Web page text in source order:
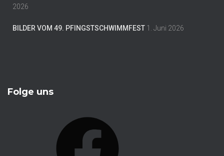
2026
BILDER VOM 49. PFINGSTSCHWIMMFEST 1. Juni 2026
Folge uns